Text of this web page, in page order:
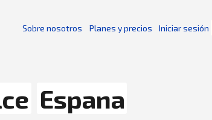
Sobre nosotros Planes y precios Iniciar sesión
Espana